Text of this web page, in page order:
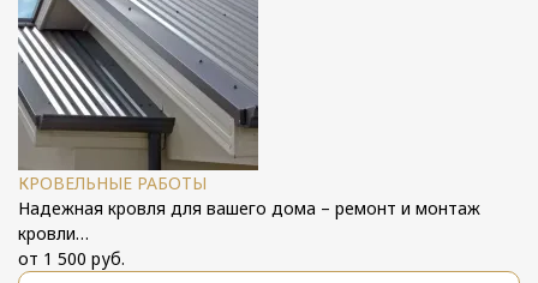
КРОВЕЛЬНЫЕ РАБОТЫ
Надежная кровля для вашего дома – ремонт и монтаж
кровли…
от 1 500 руб.